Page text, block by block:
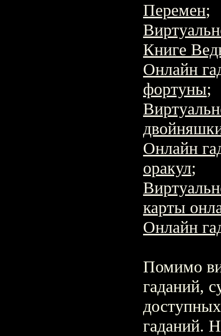
Перемен;
Книге
Онлайн
фортуны;
Онлайн
оракул;
карты
Онлайн
Помимо
гаданий,
гаданий.